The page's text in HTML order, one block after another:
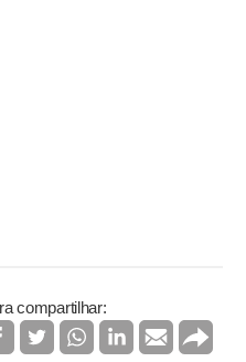
compartilhar: